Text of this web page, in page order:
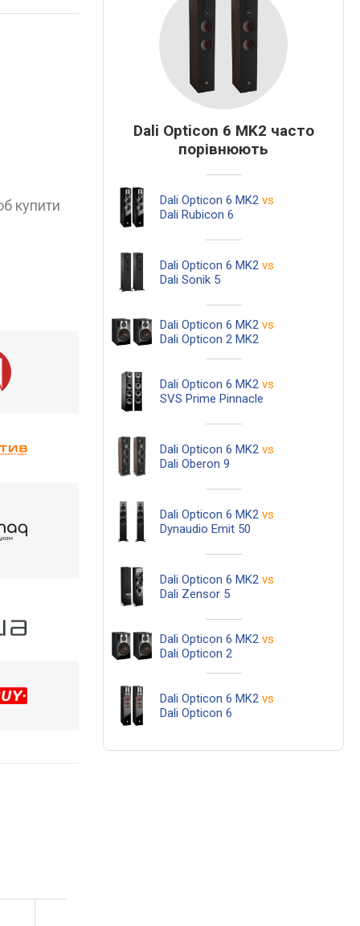
купити
Dali Opticon 6 MK2 часто
порівнюють
Dali Opticon 6 MK2 vs
Dali Rubicon 6
Dali Opticon 6 MK2 vs
Dali Sonik 5
Dali Opticon 6 MK2 vs
Dali Opticon 2 MK2
Dali Opticon 6 MK2 vs
SVS Prime Pinnacle
Dali Opticon 6 MK2 vs
Dali Oberon 9
Dali Opticon 6 MK2 vs
Dynaudio Emit 50
Dali Opticon 6 MK2 vs
Dali Zensor 5
Dali Opticon 6 MK2 vs
Dali Opticon 2
Dali Opticon 6 MK2 vs
Dali Opticon 6